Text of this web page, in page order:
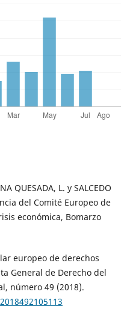
QUESADA, L. y SALCEDO
del Comité Europeo de
económica, Bomarzo
europeo de derechos
General de Derecho del
número 49 (2018).